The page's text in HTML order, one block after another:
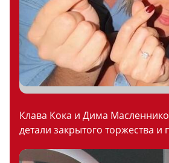
Клава Кока и Дима
детали закрытого торжества и